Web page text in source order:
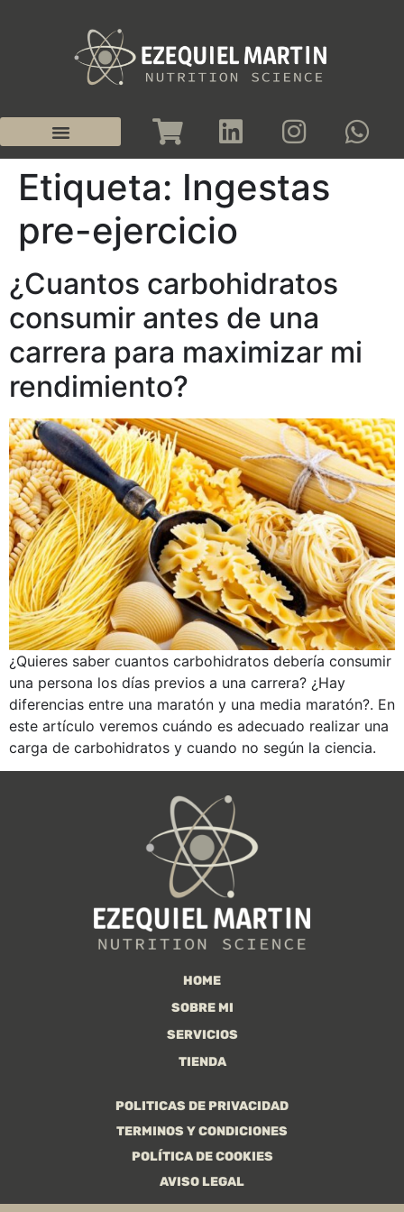
Etiqueta: Ingestas
pre-ejercicio
¿Cuantos carbohidratos
consumir antes de una
carrera para maximizar mi
rendimiento?
¿Quieres saber cuantos carbohidratos debería consumir
una persona los días previos a una carrera? ¿Hay
diferencias entre una maratón y una media maratón?. En
este artículo veremos cuándo es adecuado realizar una
carga de carbohidratos y cuando no según la ciencia.
HOME
SOBRE MI
SERVICIOS
TIENDA
POLITICAS DE PRIVACIDAD
TERMINOS Y CONDICIONES
POLÍTICA DE COOKIES
AVISO LEGAL